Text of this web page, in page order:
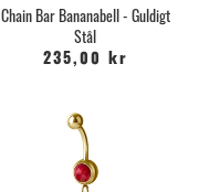
Chain Bar Bananabell - Guldigt
Stål
235,00 kr